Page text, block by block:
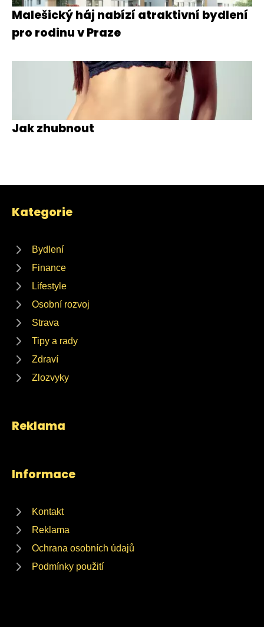
Malešický háj nabízí atraktivní bydlení
pro rodinu v Praze
Jak zhubnout
Kategorie
Bydlení
Finance
Lifestyle
Osobní rozvoj
Strava
Tipy a rady
Zdraví
Zlozvyky
Reklama
Informace
Kontakt
Reklama
Ochrana osobních údajů
Podmínky použití